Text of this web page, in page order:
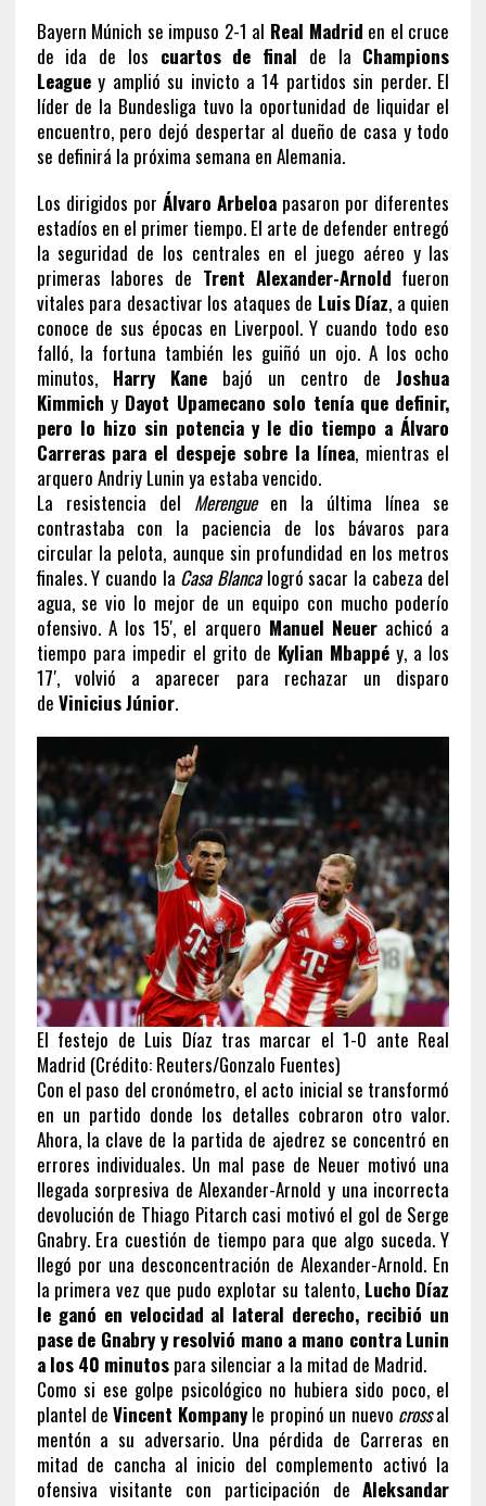
Bayern Múnich se impuso 2-1 al Real Madrid en el cruce
de ida de los cuartos de final de la Champions
Leaguey amplió su invicto a 14 partidos sin perder. El
líder de la Bundesliga tuvo la oportunidad de liquidar el
encuentro, pero dejó despertar al dueño de casa y todo
se definirá la próxima semana en Alemania.
Los dirigidos por Álvaro Arbeloa pasaron por diferentes
estadíos en el primer tiempo. El arte de defender entregó
la seguridad de los centrales en el juego aéreo y las
primeras labores de Trent Alexander-Arnold fueron
vitales para desactivar los ataques de Luis Díaz, a quien
conoce de sus épocas en Liverpool. Y cuando todo eso
falló, la fortuna también les guiñó un ojo. A los ocho
minutos, Harry Kanebajó un centro deJoshua
Kimmich y Dayot Upamecano solo tenía que definir,
pero lo hizo sin potencia y le dio tiempo a Álvaro
Carreras para el despeje sobre la línea, mientras el
arquero Andriy Lunin ya estaba vencido.
La resistencia del Merengueen la última línea se
contrastaba con la paciencia de los bávaros para
circular la pelota, aunque sin profundidad en los metros
finales. Y cuando la Casa Blancalogró sacar la cabeza del
agua, se vio lo mejor de un equipo con mucho poderío
ofensivo. A los 15′, el arquero Manuel Neuer achicó a
tiempo para impedir el grito de Kylian Mbappé y, a los
17′, volvió a aparecer para rechazar un disparo
de Vinicius Júnior.
El festejo de Luis Díaz tras marcar el 1-0 ante Real
Madrid (Crédito: Reuters/Gonzalo Fuentes)
Con el paso del cronómetro, el acto inicial se transformó
en un partido donde los detalles cobraron otro valor.
Ahora, la clave de la partida de ajedrez se concentró en
errores individuales. Un mal pase de Neuer motivó una
llegada sorpresiva de Alexander-Arnold y una incorrecta
devolución de Thiago Pitarch casi motivó el gol de Serge
Gnabry. Era cuestión de tiempo para que algo suceda. Y
llegó por una desconcentración de Alexander-Arnold. En
la primera vez que pudo explotar su talento, Lucho Díaz
le ganó en velocidad al lateral derecho, recibió un
pase de Gnabry y resolvió mano a mano contra Lunin
a los 40 minutospara silenciar a la mitad de Madrid.
Como si ese golpe psicológico no hubiera sido poco, el
plantel deVincent Kompanyle propinó un nuevo crossal
mentón a su adversario. Una pérdida de Carreras en
mitad de cancha al inicio del complemento activó la
ofensiva visitante con participación deAleksandar